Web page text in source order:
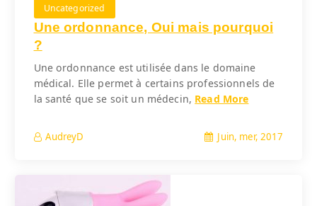
Uncategorized
Une ordonnance, Oui mais pourquoi
?
Une ordonnance est utilisée dans le domaine
médical. Elle permet à certains professionnels de
la santé que se soit un médecin, Read More
AudreyD Juin, mer, 2017